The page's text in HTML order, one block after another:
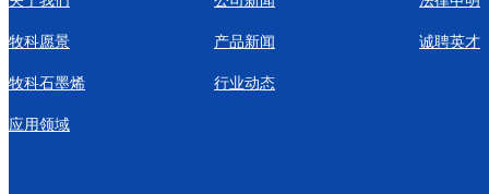
牧科愿景
牧科石墨烯
应用领域
产品新闻
行业动态
诚聘英才